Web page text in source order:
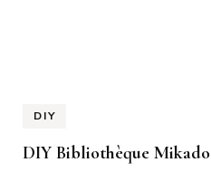
DIY
DIY Bibliothèque Mikado